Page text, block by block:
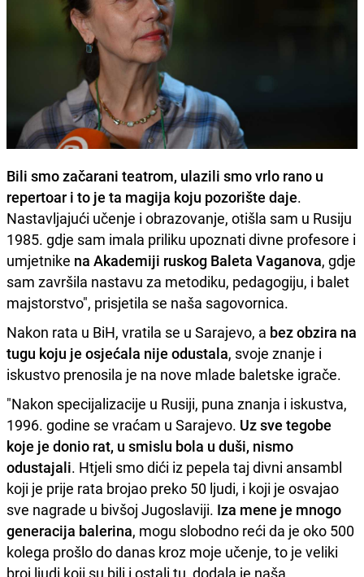
Bili smo začarani teatrom, ulazili smo vrlo rano u
repertoar i to je ta magija koju pozorište daje.
Nastavljajući učenje i obrazovanje, otišla sam u Rusiju
1985. gdje sam imala priliku upoznati divne profesore i
umjetnike na Akademiji ruskog Baleta Vaganova, gdje
sam završila nastavu za metodiku, pedagogiju, i balet
majstorstvo", prisjetila se naša sagovornica.
Nakon rata u BiH, vratila se u Sarajevo, a bez obzira na
tugu koju je osjećala nije odustala, svoje znanje i
iskustvo prenosila je na nove mlade baletske igrače.
"Nakon specijalizacije u Rusiji, puna znanja i iskustva,
1996. godine se vraćam u Sarajevo. Uz sve tegobe
koje je donio rat, u smislu bola u duši, nismo
odustajali. Htjeli smo dići iz pepela taj divni ansambl
koji je prije rata brojao preko 50 ljudi, i koji je osvajao
sve nagrade u bivšoj Jugoslaviji. Iza mene je mnogo
generacija balerina, mogu slobodno reći da je oko 500
kolega prošlo do danas kroz moje učenje, to je veliki